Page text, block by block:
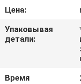
ФАБРИКИ
КАЧЕСТВА
Цена:
Упаковывая
детали:
Время